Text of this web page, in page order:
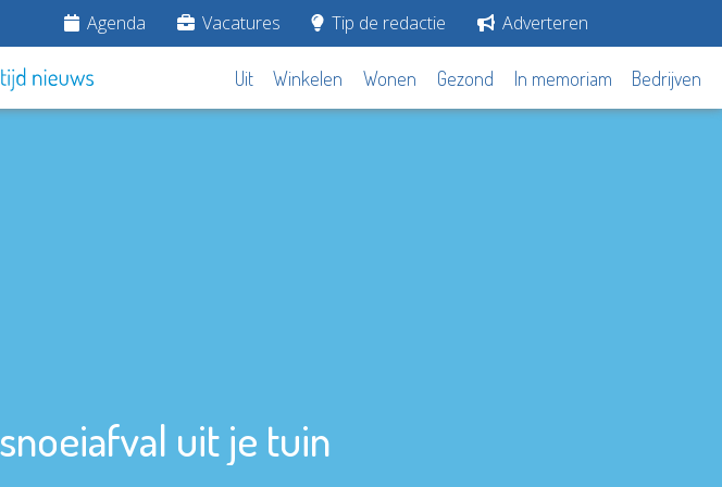
Agenda Vacatures Tip de redactie Adverteren
Uit Winkelen Wonen Gezond In memoriam Bedrijven
uit je tuin